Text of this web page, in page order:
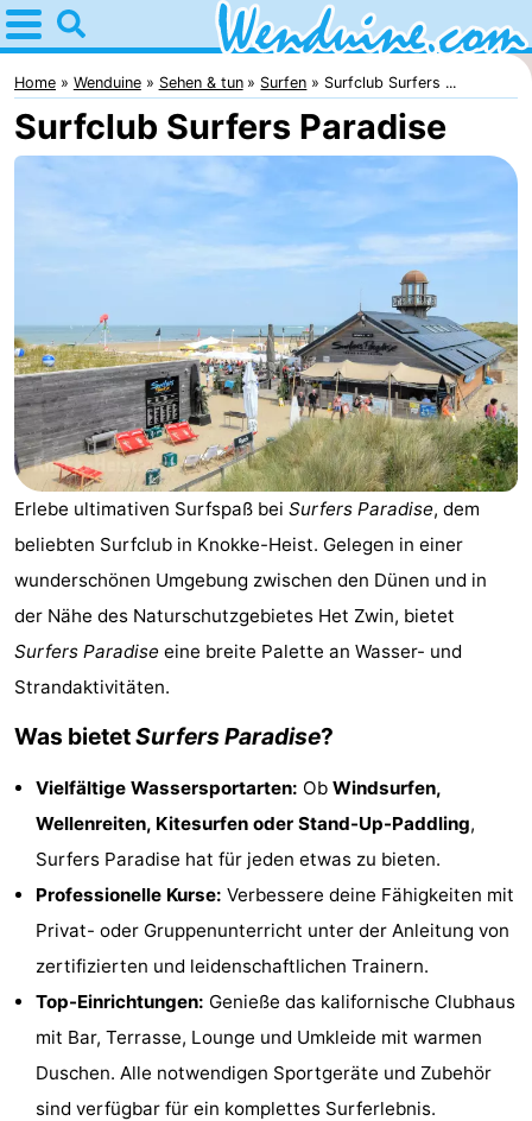
Home
Wenduine
Tipps
-
Residentie
Green
Garden
-
Seaside
Blankenberge
Campingplätze
Ferienhäuser
Beachside
-
Parcs
De
Zimmer
(mit
Frühstück)
Lastminutes
Strand
Sehen
tun
Museen
Denkmäler
Home Wenduine Sehen & tun Surfen Surfclub Surfers ...
Surfclub Surfers Paradise
Erlebe ultimativen Surfspaß bei Surfers Paradise, dem
beliebten Surfclub in Knokke-Heist. Gelegen in einer
wunderschönen Umgebung zwischen den Dünen und in
der Nähe des Naturschutzgebietes Het Zwin, bietet
Surfers Paradise eine breite Palette an Wasser- und
Strandaktivitäten.
Was bietetSurfers Paradise?
Vielfältige Wassersportarten: Ob Windsurfen,
Wellenreiten, Kitesurfen oder Stand-Up-Paddling,
Surfers Paradise hat für jeden etwas zu bieten.
Professionelle Kurse: Verbessere deine Fähigkeiten mit
Privat- oder Gruppenunterricht unter der Anleitung von
zertifizierten und leidenschaftlichen Trainern.
Top-Einrichtungen: Genieße das kalifornische Clubhaus
mit Bar, Terrasse, Lounge und Umkleide mit warmen
Duschen. Alle notwendigen Sportgeräte und Zubehör
sind verfügbar für ein komplettes Surferlebnis.